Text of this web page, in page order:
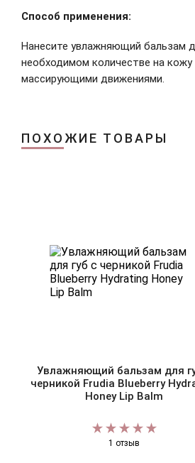
Способ применения:
Нанесите увлажняющий бальзам
необходимом количестве на кожу
массирующими движениями.
ПОХОЖИЕ ТОВАРЫ
Увлажняющий бальзам для
черникой Frudia Blueberry
Honey Lip Balm
1 отзыв